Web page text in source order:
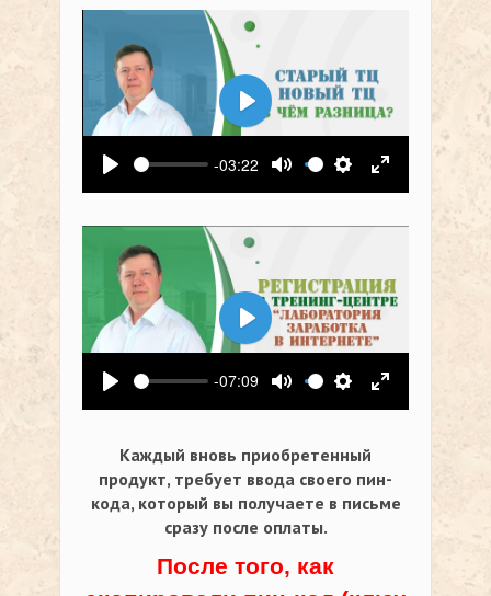
Воспроизвести
-03:22
Выключить звук
Настройки
На весь
Воспроизвести
Воспроизвести
-07:09
Выключить звук
Настройки
На весь
Воспроизвести
Каждый вновь приобретенный
продукт, требует ввода своего пин-
кода, который вы получаете в письме
сразу после оплаты.
После того, как